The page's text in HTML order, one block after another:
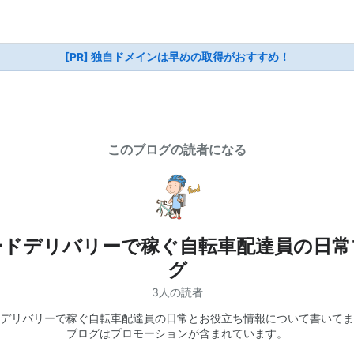
[PR] 独自ドメインは早めの取得がおすすめ！
このブログの読者になる
デリバリーで稼ぐ自転車配達員の日常
グ
3人の読者
リバリーで稼ぐ自転車配達員の日常とお役立ち情報について書いて
ブログはプロモーションが含まれています。